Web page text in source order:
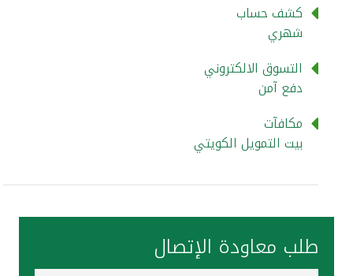
تركيا
مصر
المملكة المتحدة
مملكة البحرين
كشف حساب
شهري
التسوق الالكتروني
دفع آمن
مكافآت
بيت التمويل الكويتي
طلب معاودة الإتصال